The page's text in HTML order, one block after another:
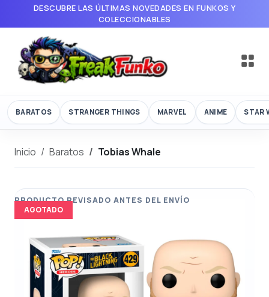
DESCUBRE LAS ÚLTIMAS NOVEDADES EN FUNKOS Y
COLECCIONABLES
BARATOS STRANGER THINGS MARVEL ANIME STAR
Inicio Baratos Tobias Whale
AGOTADO